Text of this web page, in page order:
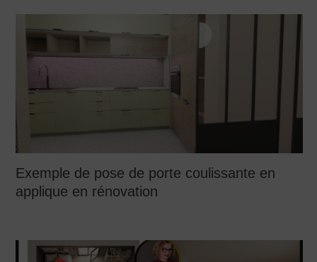
Exemple de pose de porte coulissante en
applique en rénovation